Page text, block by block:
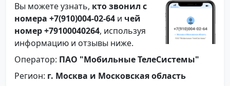
Вы можете узнать, кто звонил с
номера +7(910)004-02-64 и чей
номер +79100040264, используя
информацию и отзывы ниже.
Оператор: ПАО "Мобильные ТелеСистемы"
Регион: г. Москва и Московская область